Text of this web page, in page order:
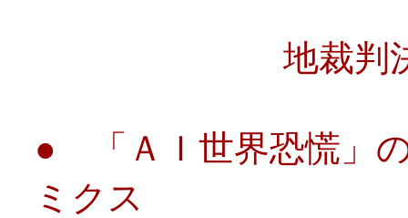
地裁判決より
● 「ＡＩ世界恐慌」
ミクス